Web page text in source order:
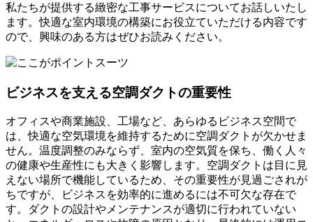
私たちが提供する緻密な工事サービスについてお話しいたし
ます。快適な室内環境の構築にお役立ていただける内容です
ので、興味のある方はぜひお読みください。
ビジネスを支える空調ダクトの重要性
オフィスや商業施設、工場など、あらゆるビジネス空間で
は、快適な空気環境を維持するために空調ダクトが欠かせま
せん。温度調整のみならず、室内の空気質を保ち、働く人々
の健康や生産性にも大きく影響します。空調ダクトは目に見
えない場所で機能しているため、その重要性が見過ごされが
ちですが、ビジネスを効率的に進めるには不可欠な存在で
す。ダクトの設計やメンテナンスが適切に行われていない